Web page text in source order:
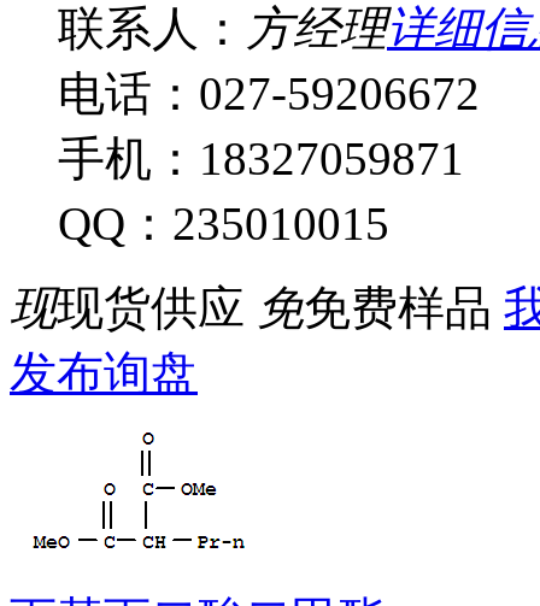
联系人： 方经理详细信
电话：027-59206672
手机：18327059871
QQ：235010015
现现货供应 免免费样品
发布询盘